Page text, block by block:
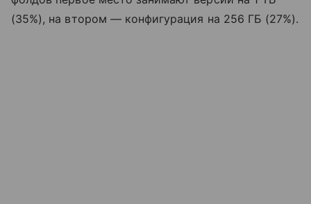
(35%), на втором — конфигурация на 256 ГБ (27%).